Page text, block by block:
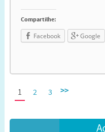
Compartilhe:
Facebook Google
1 2 3 >>